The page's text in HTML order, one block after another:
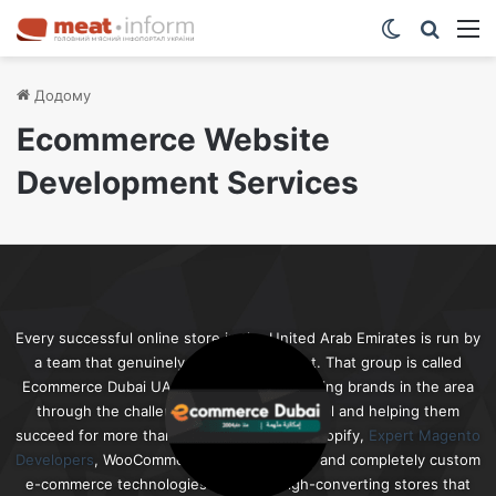
Switch skin
Додому
Ecommerce Website
Development Services
Every successful online store in the United Arab Emirates is run by
a team that genuinely knows this market. That group is called
Ecommerce Dubai UAE. We have been guiding brands in the area
through the challenges of becoming digital and helping them
succeed for more than ten years. We use Shopify, Expert Magento
Developers, WooCommerce, BigCommerce, and completely custom
e-commerce technologies to create high-converting stores that